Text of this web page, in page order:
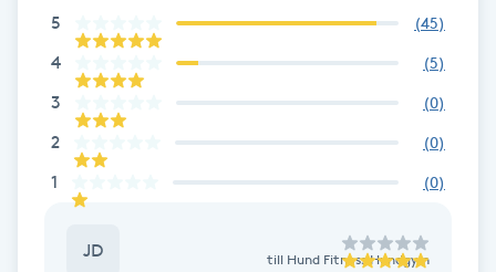
Enzympeeling
Extensions
Extensions borttagning
5 (45)
4 (5)
3 (0)
2 (0)
1 (0)
JD till Hund Fitness Hundgym